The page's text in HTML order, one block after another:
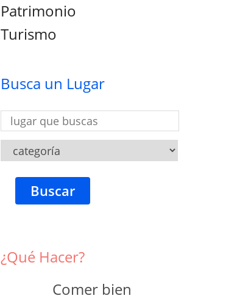
Patrimonio
Turismo
Busca un Lugar
Buscar
¿Qué Hacer?
Comer bien